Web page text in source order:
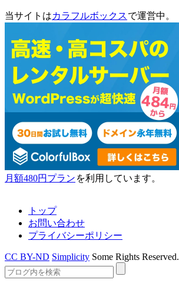
当サイトはカラフルボックス で運営中。
月額480円プラン を利用しています。
トップ
お問い合わせ
プライバシーポリシー
CC BY-ND Simplicity Some Rights Reserved.